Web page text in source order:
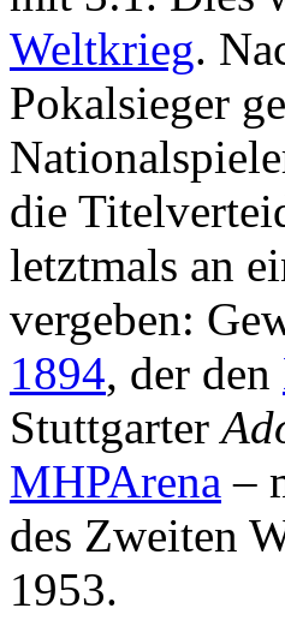
Weltkrieg.
Pokalsieger
die
letztmals an
vergeben:
1894, der den
Stuttgarter
MHPArena –
des Zweiten
1953.